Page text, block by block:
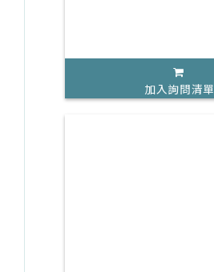
加入詢問清單